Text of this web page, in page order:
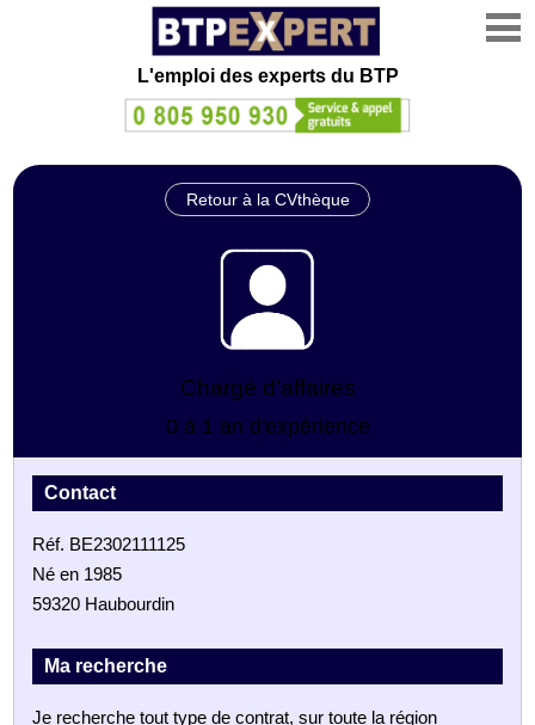
L'emploi des experts du BTP
Retour à la CVthèque
Chargé d’affaires
0 à 1 an d'expérience
Contact
Réf. BE2302111125
Né en 1985
59320 Haubourdin
Ma recherche
Je recherche tout type de contrat, sur toute la région